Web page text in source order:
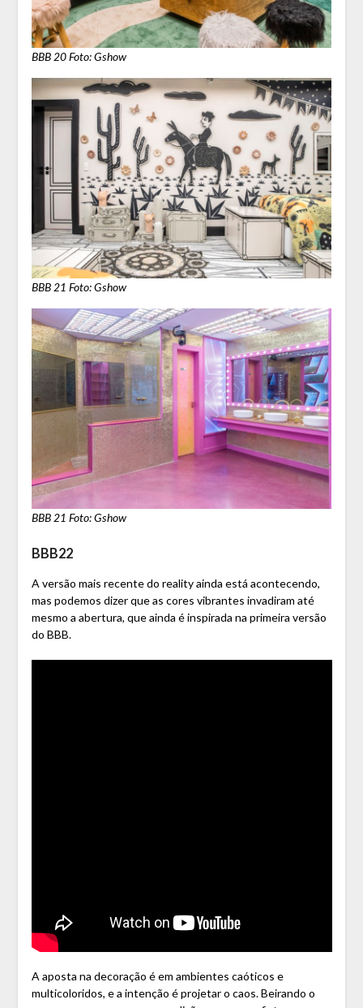
BBB 20 Foto: Gshow
BBB 21 Foto: Gshow
BBB 21 Foto: Gshow
BBB22
A versão mais recente do reality ainda está acontecendo,
mas podemos dizer que as cores vibrantes invadiram até
mesmo a abertura, que ainda é inspirada na primeira versão
do BBB.
A aposta na decoração é em ambientes caóticos e
multicoloridos, e a intenção é projetar o caos. Beirando o